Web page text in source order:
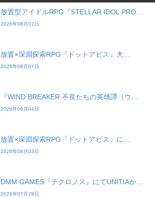
放置型アイドルRPG『STELLAR IDOL PRO…
2026年08月07日
放置×深淵探索RPG『ドットアビス』大…
2026年08月07日
『WIND BREAKER 不良たちの英雄譚（ウ…
2026年08月04日
放置×深淵探索RPG『ドットアビス』に…
2026年08月03日
DMM GAMES『テクロノス』にてUNITIAか…
2026年07月28日